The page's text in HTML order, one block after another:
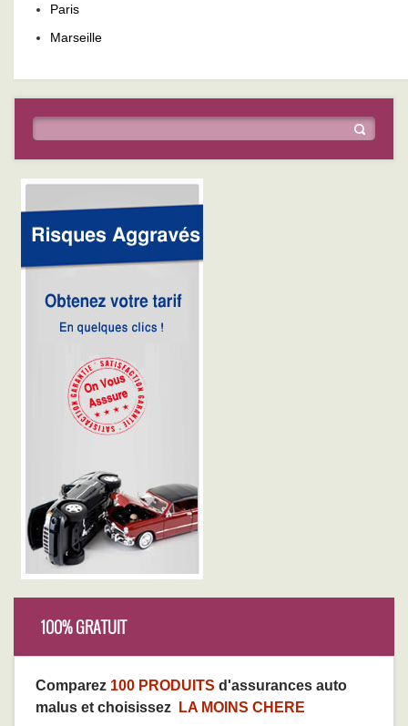
Paris
Marseille
100% GRATUIT
Comparez 100 PRODUITS d'assurances auto
malus et choisissez
LA MOINS CHERE